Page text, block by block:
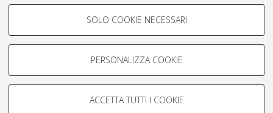
COOKIE DI PROFILAZIONE -
Si tratta di cookie utilizzati per analizzare le caratteristiche della
navigazione degli utenti, creare profili in base al loro comportamento
Mostra cookie di profilazione
SOLO COOKIE NECESSARI
PERSONALIZZA COOKIE
ACCETTA TUTTI I COOKIE
Impostazioni Cookie
Informativa sulla privacy
Condizioni d’uso del sito